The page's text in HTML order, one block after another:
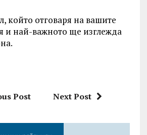
който отговаря на вашите
и най-важното ще изглежда
Post Next Post